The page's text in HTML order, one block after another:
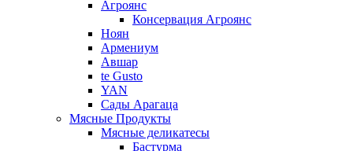
Агроянс
Консервация Агроянс
Ноян
Армениум
Авшар
te Gusto
YAN
Сады Арагаца
Мясные Продукты
Мясные деликатесы
Бастурма